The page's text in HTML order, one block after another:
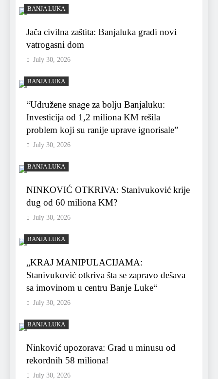
BANJA LUKA
Jača civilna zaštita: Banjaluka gradi novi
vatrogasni dom
July 30, 2026
BANJA LUKA
“Udružene snage za bolju Banjaluku:
Investicija od 1,2 miliona KM rešila
problem koji su ranije uprave ignorisale”
July 30, 2026
BANJA LUKA
NINKOVIĆ OTKRIVA: Stanivuković krije
dug od 60 miliona KM?
July 30, 2026
BANJA LUKA
„KRAJ MANIPULACIJAMA:
Stanivuković otkriva šta se zapravo dešava
sa imovinom u centru Banje Luke“
July 30, 2026
BANJA LUKA
Ninković upozorava: Grad u minusu od
rekordnih 58 miliona!
July 30, 2026